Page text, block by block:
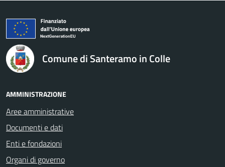
logo Unione Europea
Comune di Santeramo in Colle
AMMINISTRAZIONE
Aree amministrative
Documenti e dati
Enti e fondazioni
Organi di governo